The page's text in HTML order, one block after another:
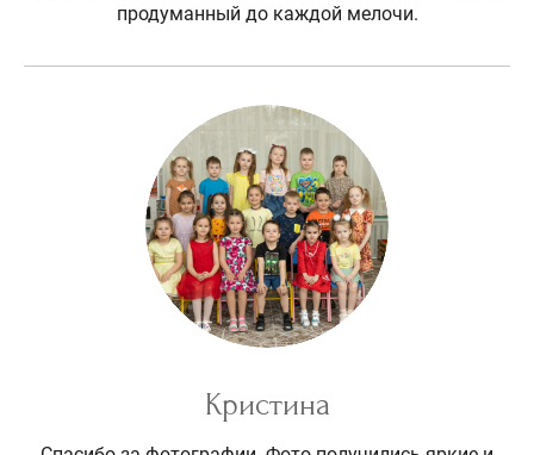
продуманный до каждой мелочи.
Кристина